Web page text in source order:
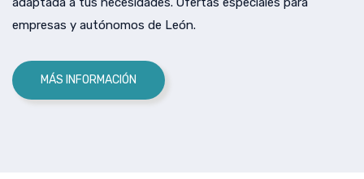
empresas y autónomos de León.
MÁS INFORMACIÓN